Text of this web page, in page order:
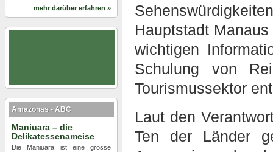
Hauptstadt
wichtigen
Schulung von
Tourismussektor
Laut den
Ten der Länder
mehr darüber erfahren »
Amazonas - ABC
Maniuara – die
Delikatessenameise
Die Maniuara ist eine grosse